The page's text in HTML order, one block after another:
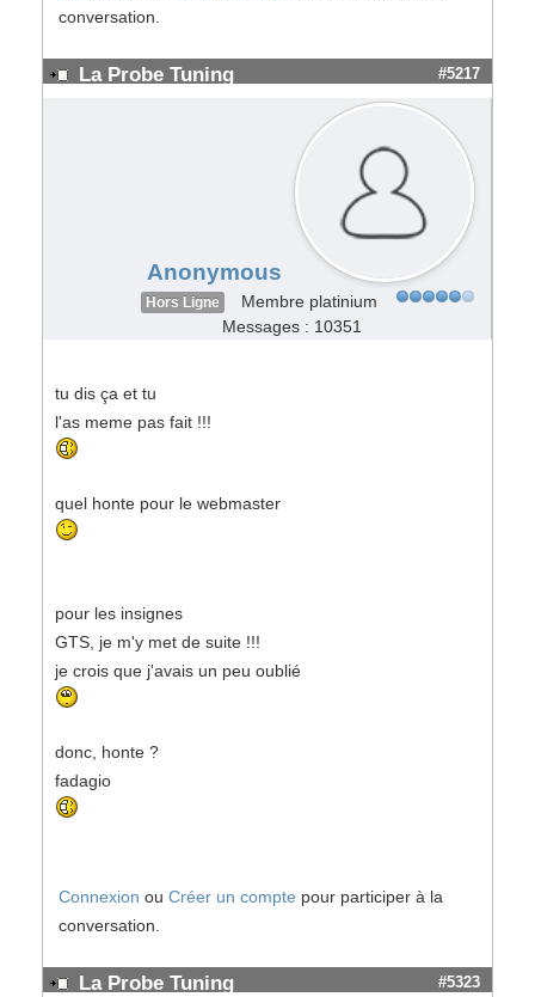
conversation.
La Probe Tuning #5217
Anonymous
Hors Ligne
Membre platinium
Messages : 10351
tu dis ça et tu
l'as meme pas fait !!!
quel honte pour le webmaster
pour les insignes
GTS, je m'y met de suite !!!
je crois que j'avais un peu oublié
donc, honte ?
fadagio
Connexion ou Créer un compte pour participer à la
conversation.
La Probe Tuning #5323